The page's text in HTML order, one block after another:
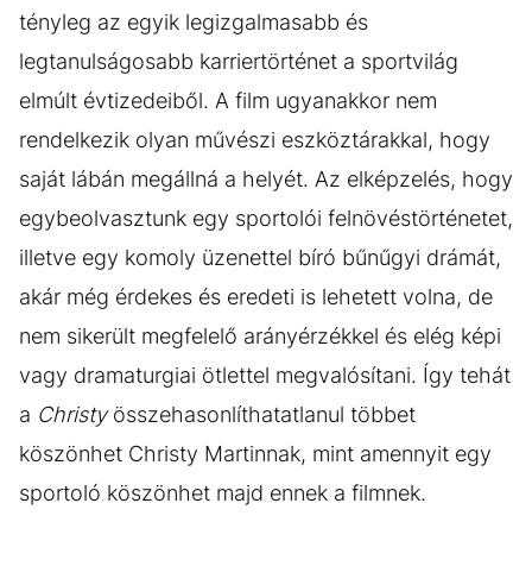
tényleg az egyik legizgalmasabb és
legtanulságosabb karriertörténet a sportvilág
elmúlt évtizedeiből. A film ugyanakkor nem
rendelkezik olyan művészi eszköztárakkal, hogy
saját lábán megállná a helyét. Az elképzelés, hogy
egybeolvasztunk egy sportolói felnövéstörténetet,
illetve egy komoly üzenettel bíró bűnűgyi drámát,
akár még érdekes és eredeti is lehetett volna, de
nem sikerült megfelelő arányérzékkel és elég képi
vagy dramaturgiai ötlettel megvalósítani. Így tehát
a Christyösszehasonlíthatatlanul többet
köszönhet Christy Martinnak, mint amennyit egy
sportoló köszönhet majd ennek a filmnek.